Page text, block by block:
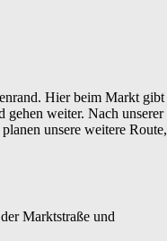
Hier beim Markt gibt
gehen weiter. Nach unserer
unsere weitere Route,
Marktstraße und